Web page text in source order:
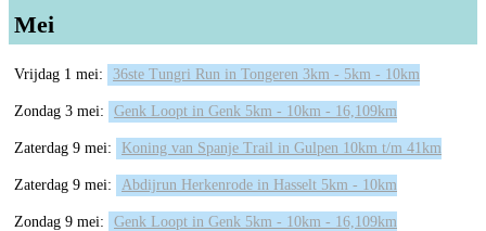
Mei
Vrijdag 1 mei: 36ste Tungri Run in Tongeren 3km - 5km - 10km
Zondag 3 mei: Genk Loopt in Genk 5km - 10km - 16,109km
Zaterdag 9 mei: Koning van Spanje Trail in Gulpen 10km t/m 41km
Zaterdag 9 mei: Abdijrun Herkenrode in Hasselt 5km - 10km
Zondag 9 mei: Genk Loopt in Genk 5km - 10km - 16,109km